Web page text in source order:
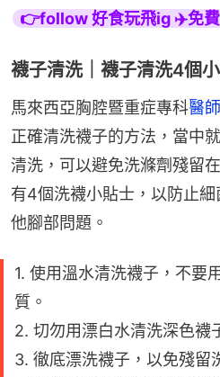
👉follow 好食玩飛ig ✈️免
襪子清洗｜襪子清洗4個
馬來西亞胸腔暨重症專科醫
正確清洗襪子的方法，當中
清洗，可以避免洗滌劑殘留
有4個洗襪小貼士，以防止
他腳部問題。
1. 使用溫水清洗襪子，不要
質。
2. 切勿用漂白水清洗深色襪
3. 徹底漂洗襪子，以免殘留